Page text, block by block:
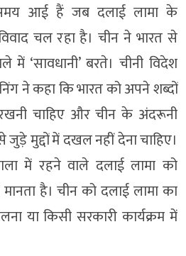
आई हैं जब दलाई लामा के
चल रहा है। चीन ने भारत से
‘सावधानी’ बरते। चीनी विदेश
ने कहा कि भारत को अपने शब्दों
चाहिए और चीन के अंदरूनी
मुद्दों में दखल नहीं देना चाहिए।
में रहने वाले दलाई लामा को
है। चीन को दलाई लामा का
या किसी सरकारी कार्यक्रम में